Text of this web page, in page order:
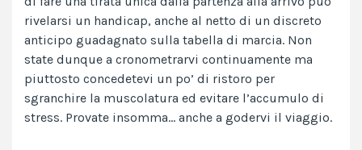
rivelarsi un handicap, anche al netto di un discreto
anticipo guadagnato sulla tabella di marcia. Non
state dunque a cronometrarvi continuamente ma
piuttosto concedetevi un po’ di ristoro per
sgranchire la muscolatura ed evitare l’accumulo di
stress. Provate insomma… anche a godervi il viaggio.